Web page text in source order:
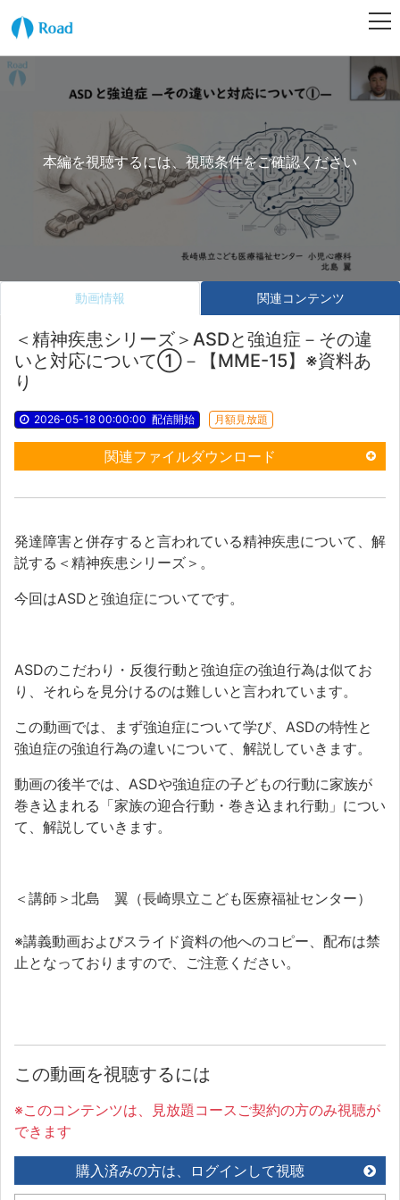
本編を視聴するには、視聴条件をご確認ください
動画情報 関連コンテンツ
＜精神疾患シリーズ＞ASDと強迫症－その違
いと対応について①－【MME-15】※資料あ
り
2026-05-18 00:00:00 配信開始 月額見放題
関連ファイルダウンロード
発達障害と併存すると言われている精神疾患について、解
説する＜精神疾患シリーズ＞。
今回はASDと強迫症についてです。
ASDのこだわり・反復行動と強迫症の強迫行為は似てお
り、それらを見分けるのは難しいと言われています。
この動画では、まず強迫症について学び、 ASDの特性と
強迫症の強迫行為の違いについて、解説していきます。
動画の後半では、 ASDや強迫症の子どもの行動に家族が
巻き込まれる「家族の迎合行動・巻き込まれ行動」につい
て、解説していきます。
＜講師＞北島 翼（長崎県立こども医療福祉センター）
※講義動画およびスライド資料の他へのコピー、配布は禁
止となっておりますので、ご注意ください。
この動画を視聴するには
※このコンテンツは、見放題コースご契約の方のみ視聴が
できます
購入済みの方は、ログインして視聴